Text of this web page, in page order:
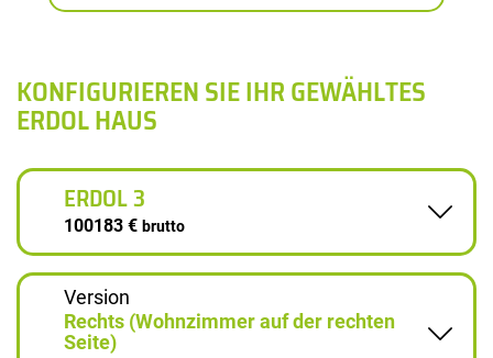
KONFIGURIEREN SIE IHR GEWÄHLTES
ERDOL HAUS
ERDOL 3
100183 € brutto
Version
Rechts (Wohnzimmer auf der rechten
Seite)